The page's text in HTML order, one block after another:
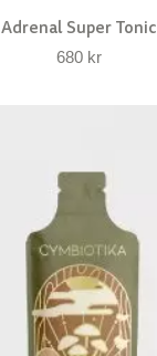
Adrenal Super Tonic
680 kr